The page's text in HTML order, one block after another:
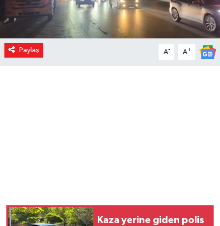
Paylaş A- A+
Kaza yerine giden polis